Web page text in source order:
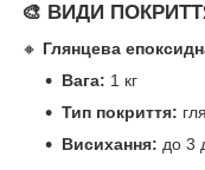
🎨 ВИДИ
🔸 Глянцева
Вага: 1 кг
Тип покриття:
Висихання: до 3